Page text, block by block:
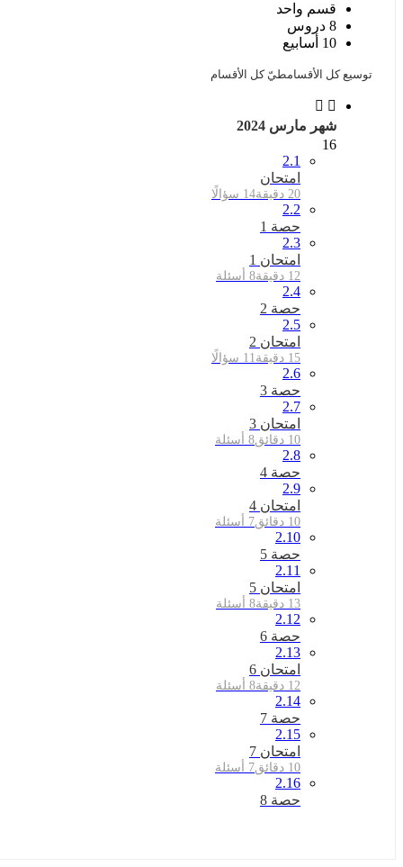
قسم واحد
8 دروس
10 أسابيع
توسيع كل الأقسامطيّ كل الأقسام
شهر مارس 2024
16
2.1
امتحان
20 دقيقة 14 سؤالًا
2.2
حصة 1
2.3
امتحان 1
12 دقيقة 8 أسئلة
2.4
حصة 2
2.5
امتحان 2
15 دقيقة 11 سؤالًا
2.6
حصة 3
2.7
امتحان 3
10 دقائق 8 أسئلة
2.8
حصة 4
2.9
امتحان 4
10 دقائق 7 أسئلة
2.10
حصة 5
2.11
امتحان 5
13 دقيقة 8 أسئلة
2.12
حصة 6
2.13
امتحان 6
12 دقيقة 8 أسئلة
2.14
حصة 7
2.15
امتحان 7
10 دقائق 7 أسئلة
2.16
حصة 8